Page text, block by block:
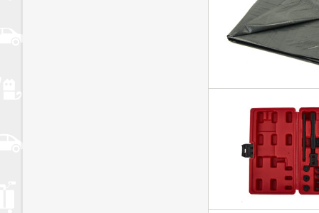
Narudžbe je moguće izvršiti internetom u bilo koje doba
0 do 24 sata, dok ostale oblike narudžbi zaprimamo u
radnim danim od 08-20h na navedeni e-mail ili broj
trgovine dostavljamo isključivo na područje Republike
omogućuje najbrži prijenos pošiljke „od vrata do vrata”.